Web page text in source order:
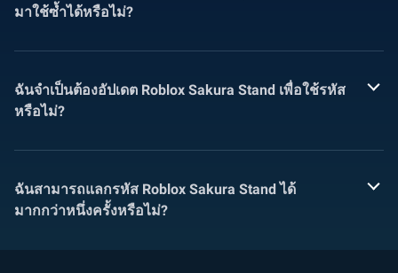
มาใช้ซ้ำได้หรือไม่?
ฉันจำเป็นต้องอัปเดต Roblox Sakura Stand เพื่อใช้รหัส
หรือไม่?
ฉันสามารถแลกรหัส Roblox Sakura Stand ได้
มากกว่าหนึ่งครั้งหรือไม่?